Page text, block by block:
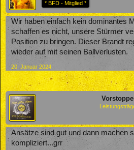
* BFD - Mitglied *
Wir haben einfach kein dominantes
schaffen es nicht, unsere Stürmer
Position zu bringen. Dieser Brandt
wieder auf mit seinen Ballverlusten.
20. Januar 2024
Ansätze sind gut und dann machen
kompliziert...grr